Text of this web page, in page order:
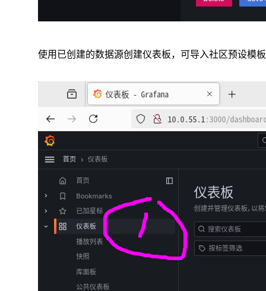
使用已创建的数据源创建仪表板，可导入社区预设模